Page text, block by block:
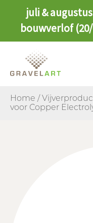
juli &
bouwverlof (20/
Home /
voor Copper